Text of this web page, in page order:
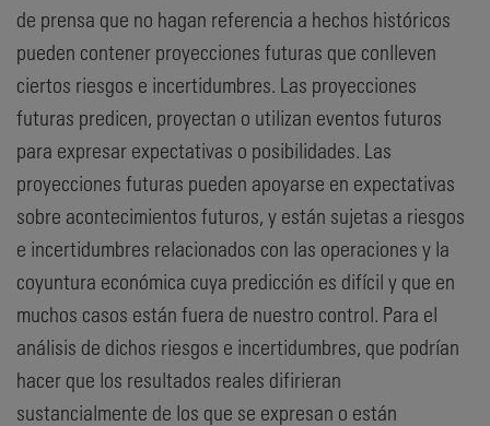
de prensa que no hagan referencia a hechos históricos
pueden contener proyecciones futuras que conlleven
ciertos riesgos e incertidumbres. Las proyecciones
futuras predicen, proyectan o utilizan eventos futuros
para expresar expectativas o posibilidades. Las
proyecciones futuras pueden apoyarse en expectativas
sobre acontecimientos futuros, y están sujetas a riesgos
e incertidumbres relacionados con las operaciones y la
coyuntura económica cuya predicción es difícil y que en
muchos casos están fuera de nuestro control. Para el
análisis de dichos riesgos e incertidumbres, que podrían
hacer que los resultados reales difirieran
sustancialmente de los que se expresan o están